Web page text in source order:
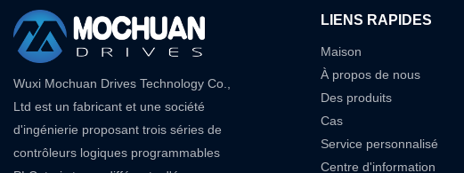
Wuxi Mochuan Drives Technology Co.,
Ltd est un fabricant et une société
d'ingénierie proposant trois séries de
contrôleurs logiques programmables
LIENS RAPIDES
Maison
À propos de nous
Des produits
Cas
Service personnalisé
Centre d'information